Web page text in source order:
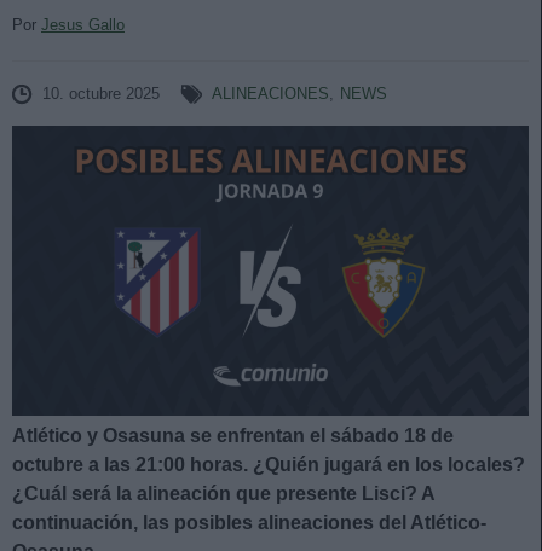
Por Jesus Gallo
10. octubre 2025 ALINEACIONES, NEWS
Atlético y Osasuna se enfrentan el sábado 18 de
octubre a las 21:00 horas. ¿Quién jugará en los locales?
¿Cuál será la alineación que presente Lisci? A
continuación, las posibles alineaciones del Atlético-